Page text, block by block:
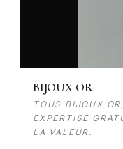
BIJOUX OR
TOUS BIJOUX
EXPERTISE
LA VALEUR.